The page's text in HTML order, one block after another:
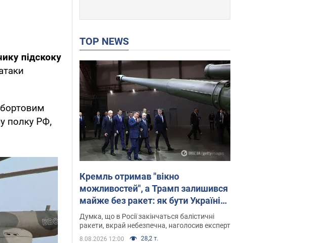
підскоку
полку РФ,
TOP NEWS
Кремль отримав "вікно
можливостей", а Трамп залишився
майже без ракет: як бути Україні?
Інтерв’ю з Мельником
Думка, що в Росії закінчаться балістичні
ракети, вкрай небезпечна, наголосив експерт
8.08.2026 12:00 28,2 т.